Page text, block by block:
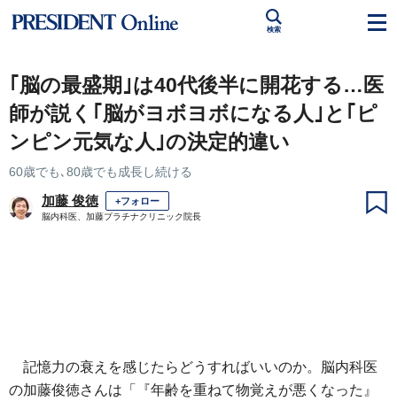
検索
｢脳の最盛期｣は40代後半に開花する…医
師が説く｢脳がヨボヨボになる人｣と｢ピ
ンピン元気な人｣の決定的違い
60歳でも､80歳でも成長し続ける
加藤 俊徳 +フォロー
脳内科医、加藤プラチナクリニック院長
記憶力の衰えを感じたらどうすればいいのか。脳内科医
の加藤俊徳さんは「『年齢を重ねて物覚えが悪くなった』